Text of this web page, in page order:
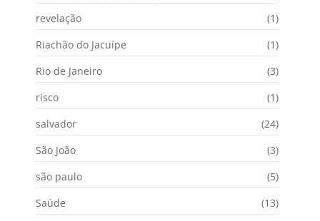
revelação
(1)
Riachão do Jacuípe
(1)
Rio de Janeiro
(3)
risco
(1)
salvador
(24)
São João
(3)
são paulo
(5)
Saúde
(13)